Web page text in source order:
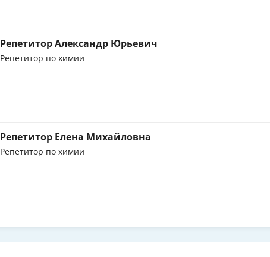
Репетитор Александр Юрьевич
Репетитор по химии
Репетитор Елена Михайловна
Репетитор по химии